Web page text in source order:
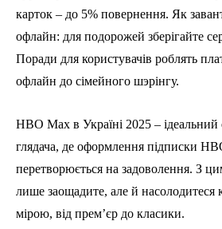
карток – до 5% повернення. Як
офлайн: для подорожей зберігайте
Поради для користувачів роблять
офлайн до сімейного шэрінгу.
HBO Max в Україні 2025 – ідеальний
глядача, де оформлення підписки
перетворюється на задоволення. З
лише заощадите, але й
мірою, від прем’єр до класики.